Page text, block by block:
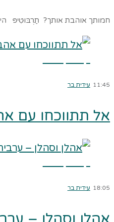
חמותך אוהבת אותך? תַרְבּוּטִיפּ
11:45 עידית בר
אל תתווכחו עם
18:05 עידית בר